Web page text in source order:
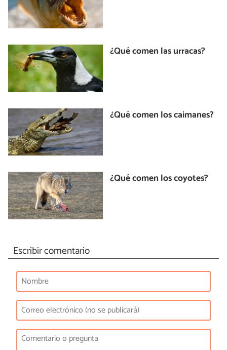
¿Qué comen las urracas?
¿Qué comen los caimanes?
¿Qué comen los coyotes?
Escribir comentario